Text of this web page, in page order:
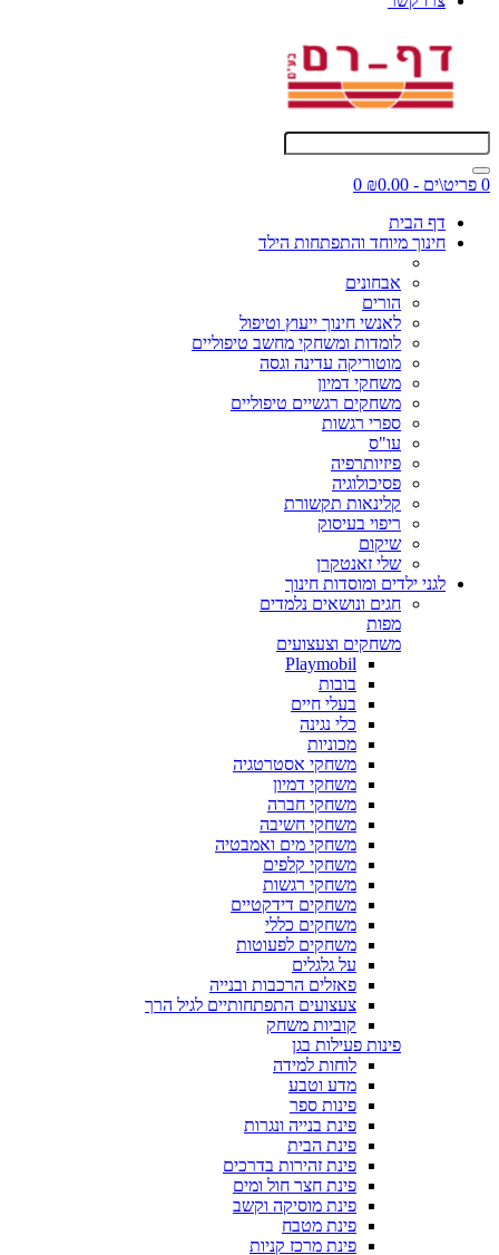
0 פריט\ים - ₪0.00
0
דף הבית
חינוך מיוחד והתפתחות הילד
אבחונים
הורים
לאנשי חינוך ייעוץ וטיפול
לומדות ומשחקי מחשב טיפוליים
מוטוריקה עדינה וגסה
משחקי דמיון
משחקים רגשיים טיפוליים
ספרי רגשות
עו"ס
פיזיותרפיה
פסיכולוגיה
קלינאות תקשורת
ריפוי בעיסוק
שיקום
שלי זאנטקרן
לגני ילדים ומוסדות חינוך
חגים ונושאים נלמדים
מפות
משחקים וצעצועים
Playmobil
בובות
בעלי חיים
כלי נגינה
מכוניות
משחקי אסטרטגיה
משחקי דמיון
משחקי חברה
משחקי חשיבה
משחקי מים ואמבטיה
משחקי קלפים
משחקי רגשות
משחקים דידקטיים
משחקים כללי
משחקים לפעוטות
על גלגלים
פאזלים הרכבות ובנייה
צעצועים התפתחותיים לגיל הרך
קוביות משחק
פינות פעילות בגן
לוחות למידה
מדע וטבע
פינות ספר
פינת בנייה ונגרות
פינת הבית
פינת זהירות בדרכים
פינת חצר חול ומים
פינת מוסיקה וקשב
פינת מטבח
פינת מרכז קניות